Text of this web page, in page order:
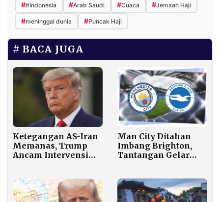
##Indonesia #Arab Saudi #Cuaca #Jemaah Haji
#meninggal dunia #Puncak Haji
BACA JUGA
Ketegangan AS-Iran
Memanas, Trump
Ancam Intervensi
Man City Ditahan
Imbang Brighton,
Tantangan Gelar